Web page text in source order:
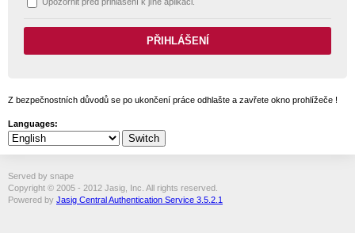
Z bezpečnostních důvodů se po ukončení práce odhlašte a zavřete okno prohlížeče !
Languages:
Served by snape
Copyright © 2005 - 2012 Jasig, Inc. All rights reserved.
Powered by Jasig Central Authentication Service 3.5.2.1